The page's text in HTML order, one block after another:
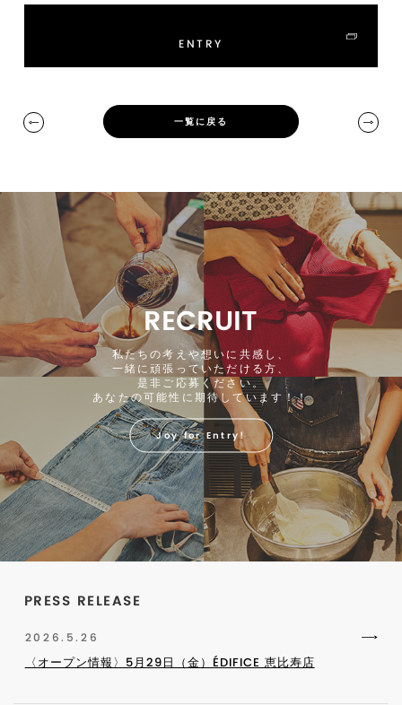
ENTRY
一覧に戻る
RECRUIT
私たちの考えや想いに共感し、
一緒に頑張っていただける方、
是非ご応募ください。
あなたの可能性に期待しています！！
Joy for Entry!
PRESS RELEASE
2026.5.26
〈オープン情報〉5月29日（金）ÉDIFICE 恵比寿店